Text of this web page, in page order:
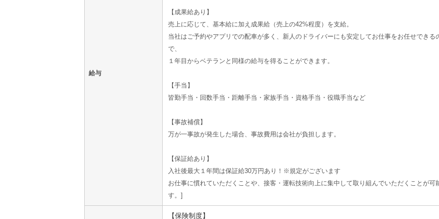
給与
【成果給あり】
売上に応じて、基本給に加え成果給（売上の42%程度）を支給。
当社はご予約やアプリでの配車が多く、新人のドライバーにも安定してお仕事をお任せできる
で、
１年目からベテランと同様の給与を得ることができます。
【手当】
皆勤手当・回数手当・距離手当・家族手当・資格手当・役職手当など
【事故補償】
万が一事故が発生した場合、事故費用は会社が負担します。
【保証給あり】
入社後最大１年間は保証給30万円あり！※規定がございます
お仕事に慣れていただくことや、接客・運転技術向上に集中して取り組んでいただくことが可
す。
【保険制度】